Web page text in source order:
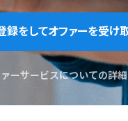
録をしてオファーを受け
ーサービスについての詳